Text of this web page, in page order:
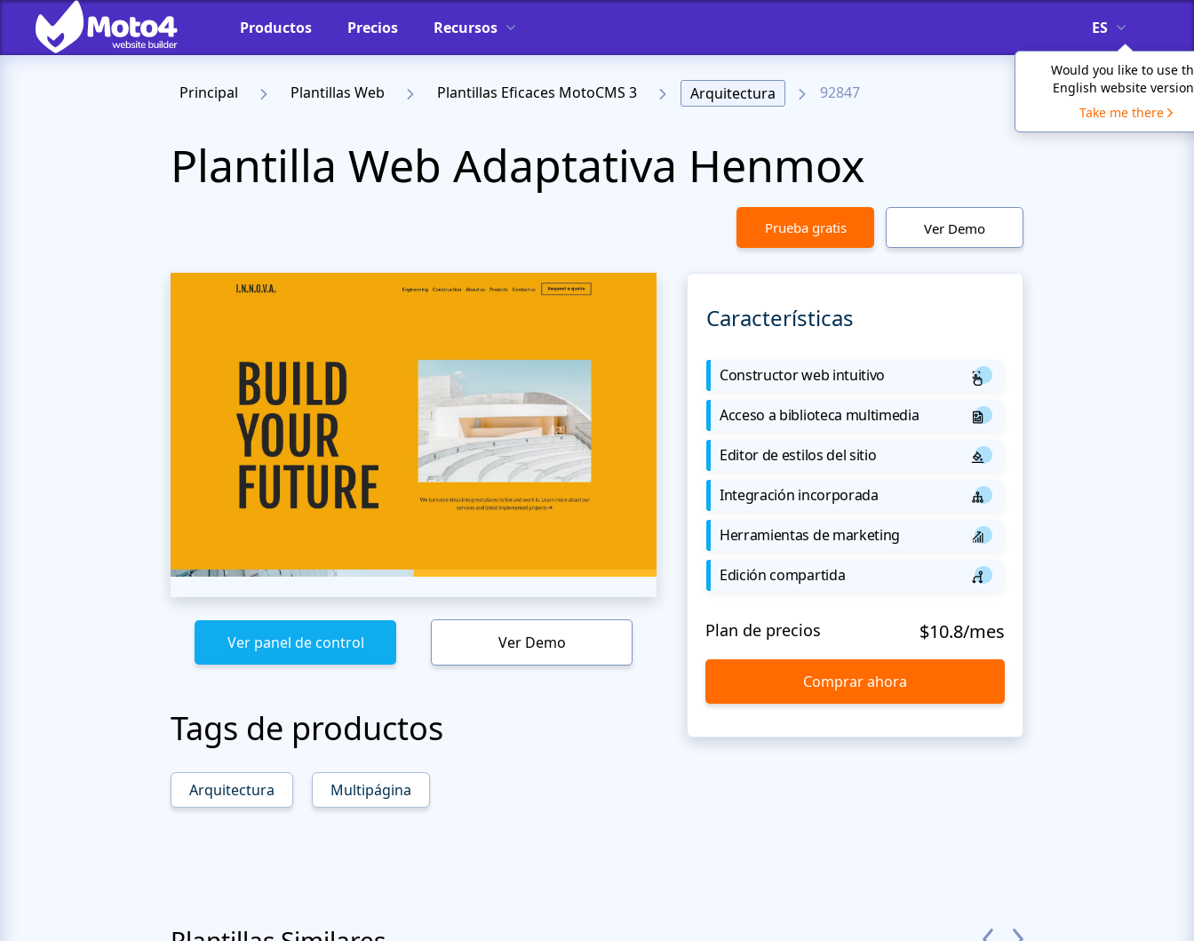
Productos Precios Recursos ES
Would you like to use
English website
Take me there
Principal Plantillas Web Plantillas Eficaces MotoCMS 3 Arquitectura 92847
Plantilla Web Adaptativa Henmox
Prueba gratis Ver Demo
Ver panel de control Ver Demo
Tags de productos
Arquitectura Multipágina
Características
Constructor web intuitivo
Acceso a biblioteca multimedia
Editor de estilos del sitio
Integración incorporada
Herramientas de marketing
Edición compartida
Plan de precios $10.8/mes
Comprar ahora